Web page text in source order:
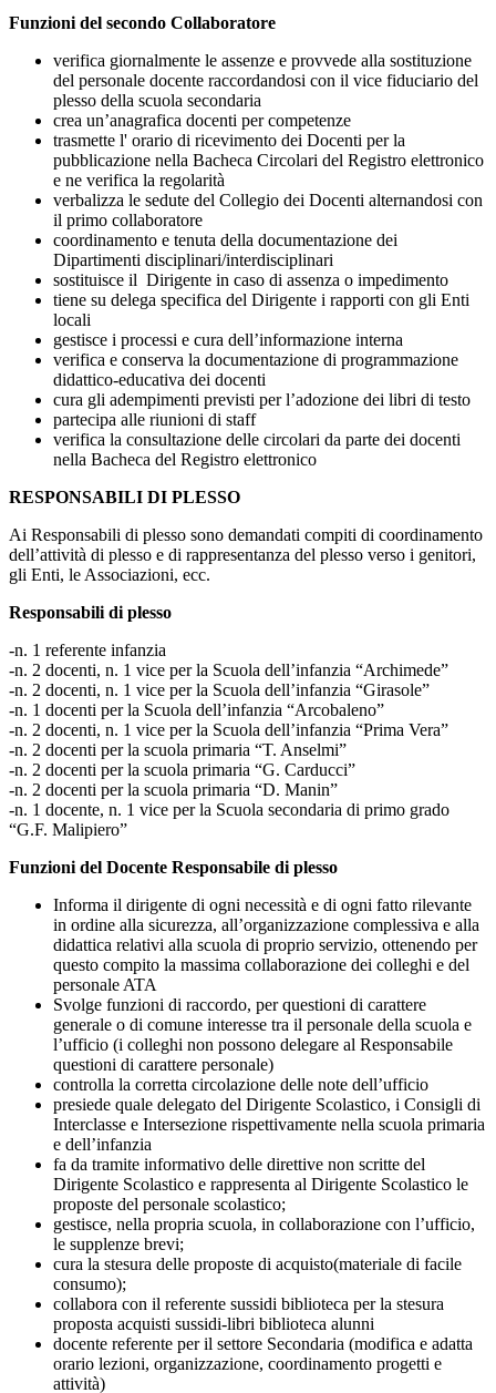
Funzioni del secondo Collaboratore
verifica giornalmente le assenze e provvede alla sostituzione
del personale docente raccordandosi con il vice fiduciario del
plesso della scuola secondaria
crea un’anagrafica docenti per competenze
trasmette l' orario di ricevimento dei Docenti per la
pubblicazione nella Bacheca Circolari del Registro elettronico
e ne verifica la regolarità
verbalizza le sedute del Collegio dei Docenti alternandosi con
il primo collaboratore
coordinamento e tenuta della documentazione dei
Dipartimenti disciplinari/interdisciplinari
sostituisce il Dirigente in caso di assenza o impedimento
tiene su delega specifica del Dirigente i rapporti con gli Enti
locali
gestisce i processi e cura dell’informazione interna
verifica e conserva la documentazione di programmazione
didattico-educativa dei docenti
cura gli adempimenti previsti per l’adozione dei libri di testo
partecipa alle riunioni di staff
verifica la consultazione delle circolari da parte dei docenti
nella Bacheca del Registro elettronico
RESPONSABILI DI PLESSO
Ai Responsabili di plesso sono demandati compiti di coordinamento
dell’attività di plesso e di rappresentanza del plesso verso i genitori,
gli Enti, le Associazioni, ecc.
Responsabili di plesso
-n. 1 referente infanzia
-n. 2 docenti, n. 1 vice per la Scuola dell’infanzia “Archimede”
-n. 2 docenti, n. 1 vice per la Scuola dell’infanzia “Girasole”
-n. 1 docenti per la Scuola dell’infanzia “Arcobaleno”
-n. 2 docenti, n. 1 vice per la Scuola dell’infanzia “Prima Vera”
-n. 2 docenti per la scuola primaria “T. Anselmi”
-n. 2 docenti per la scuola primaria “G. Carducci”
-n. 2 docenti per la scuola primaria “D. Manin”
-n. 1 docente, n. 1 vice per la Scuola secondaria di primo grado
“G.F. Malipiero”
Funzioni del Docente Responsabile di plesso
Informa il dirigente di ogni necessità e di ogni fatto rilevante
in ordine alla sicurezza, all’organizzazione complessiva e alla
didattica relativi alla scuola di proprio servizio, ottenendo per
questo compito la massima collaborazione dei colleghi e del
personale ATA
Svolge funzioni di raccordo, per questioni di carattere
generale o di comune interesse tra il personale della scuola e
l’ufficio (i colleghi non possono delegare al Responsabile
questioni di carattere personale)
controlla la corretta circolazione delle note dell’ufficio
presiede quale delegato del Dirigente Scolastico, i Consigli di
Interclasse e Intersezione rispettivamente nella scuola primaria
e dell’infanzia
fa da tramite informativo delle direttive non scritte del
Dirigente Scolastico e rappresenta al Dirigente Scolastico le
proposte del personale scolastico;
gestisce, nella propria scuola, in collaborazione con l’ufficio,
le supplenze brevi;
cura la stesura delle proposte di acquisto(materiale di facile
consumo);
collabora con il referente sussidi biblioteca per la stesura
proposta acquisti sussidi-libri biblioteca alunni
docente referente per il settore Secondaria (modifica e adatta
orario lezioni, organizzazione, coordinamento progetti e
attività)